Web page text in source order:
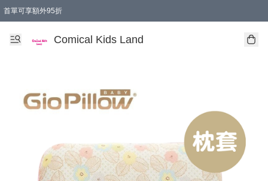
首單可享額外95折
Comical Kids Land